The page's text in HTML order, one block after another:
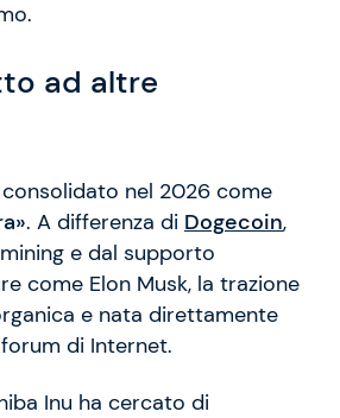
ad altre
nel 2026 come
. A differenza di Dogecoin,
e dal supporto
come Elon Musk, la trazione
e nata direttamente
di Internet.
Inu ha cercato di